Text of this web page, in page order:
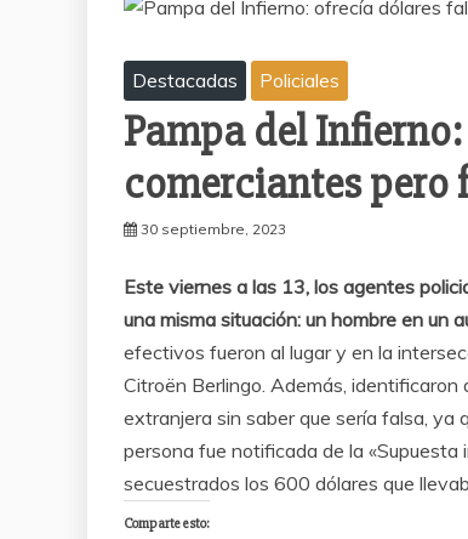
Destacadas Policiales
Pampa del
comerciantes pero
30 septiembre, 2023
Este viernes a las 13, los agentes
una misma situación: un hombre en un
efectivos fueron al lugar y en la
Citroën Berlingo. Además,
extranjera sin saber que sería falsa, ya
persona fue notificada de la
secuestrados los 600 dólares que
Comparte esto: